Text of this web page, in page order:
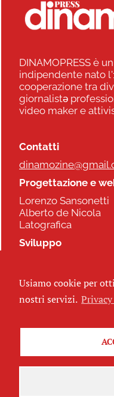
DINAMOPRESS è
indipendente nato
cooperazione tra
giornalistə
video maker e
Contatti
Progettazione e
Lorenzo Sansonetti
Alberto de Nicola
Latografica
Sviluppo
Seguici
Iscriviti alla
Usiamo cookie per
nostri servizi.